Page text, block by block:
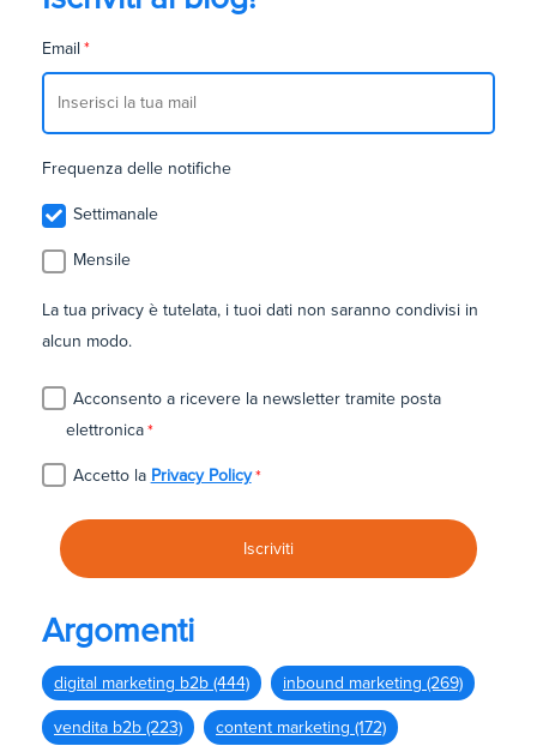
Email *
Frequenza delle notifiche
Settimanale
Mensile
La tua privacy è tutelata, i tuoi dati non saranno condivisi in
alcun modo.
Acconsento a ricevere la newsletter tramite posta
elettronica*
Accetto la Privacy Policy *
Argomenti
digital marketing b2b (444) inbound marketing (269)
vendita b2b (223) content marketing (172)